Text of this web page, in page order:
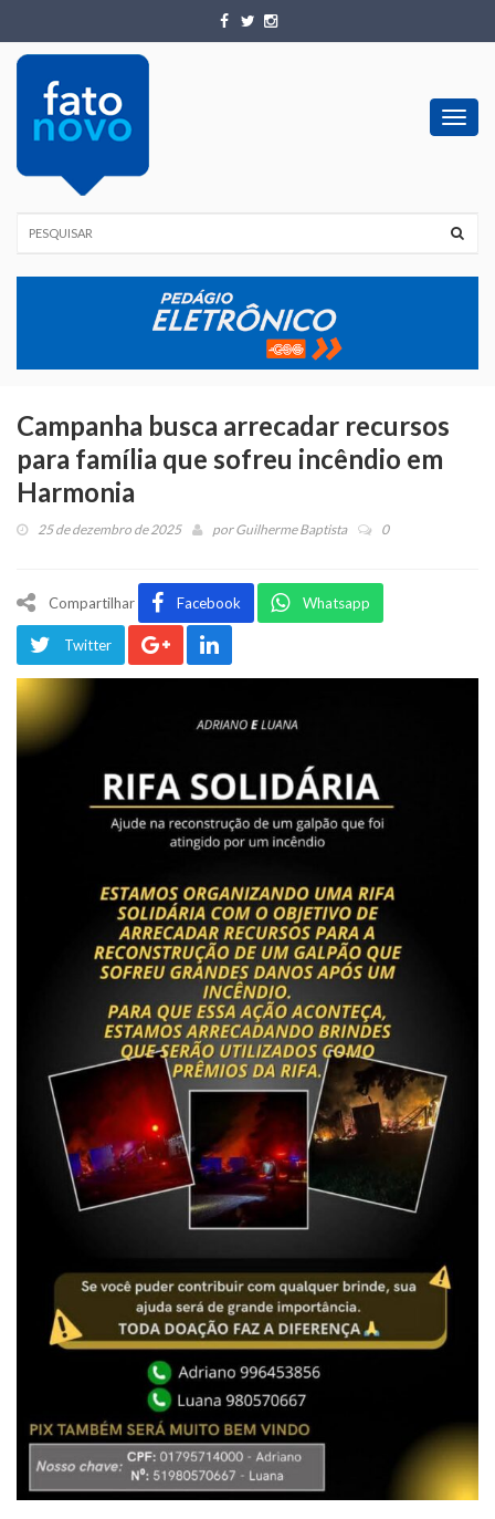
Campanha busca arrecadar recursos
para família que sofreu incêndio em
Harmonia
25 de dezembro de 2025 porGuilherme Baptista 0
Compartilhar Facebook Whatsapp
Twitter